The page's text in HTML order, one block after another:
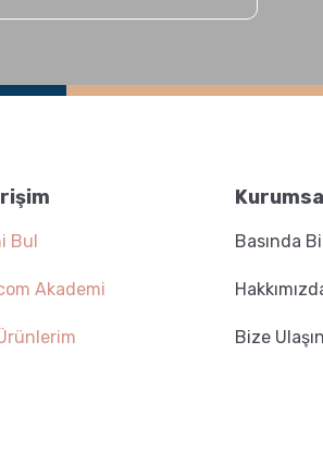
Bul
Akademi
Basında
Bize Ulaşın